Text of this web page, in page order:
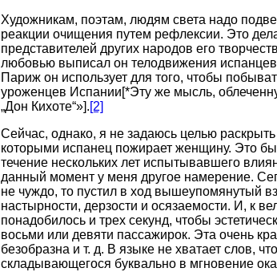
Художникам, поэтам, людям света надо
реакции очищения путем рефлексии. Это
представителей других народов его
любовью выписал он телодвижения
Париж он использует для того, чтобы
уроженцев Испании[*Эту же мысль,
„Дон Кихоте“»].[2]
Сейчас, однако, я не задаюсь целью
которыми испанец пожирает женщину. Это
течение нескольких лет испытывавшего
данный момент у меня другое намерение.
не чуждо, то пустил в ход вышеупомянутый
настырности, дерзости и осязаемости. И, к
понадобилось и трех секунд, чтобы
восьми или девяти пассажирок. Эта очень
безобразна и т. д. В языке не хватает слов,
складывающегося буквально в мгновение